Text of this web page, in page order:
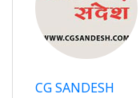
CG SANDESH